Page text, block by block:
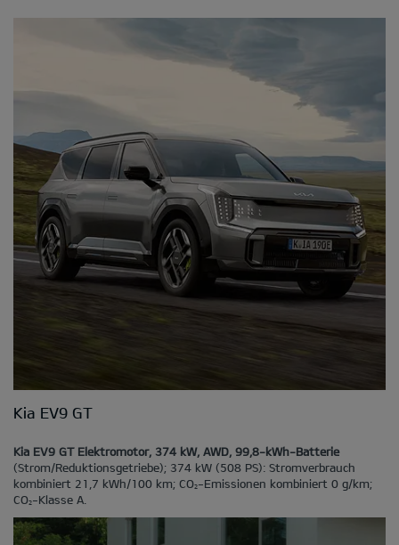
Kia EV9 GT
Kia EV9 GT Elektromotor, 374 kW, AWD, 99,8-kWh-Batterie
(Strom/Reduktionsgetriebe); 374 kW (508 PS): Stromverbrauch
kombiniert 21,7 kWh/100 km; CO2-Emissionen kombiniert 0 g/km;
CO2-Klasse A.